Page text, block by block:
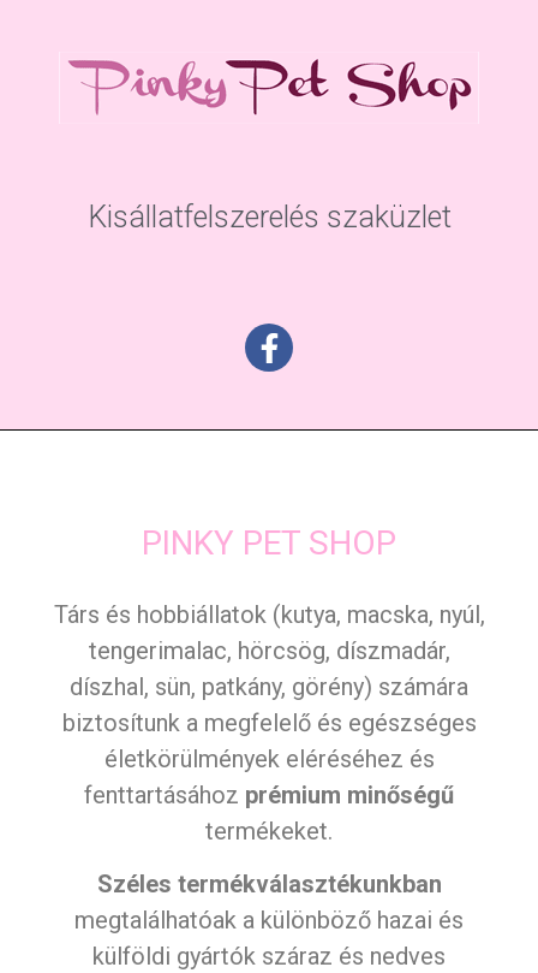
Kisállatfelszerelés szaküzlet
PINKY PET SHOP
Társ és hobbiállatok (kutya, macska, nyúl,
tengerimalac, hörcsög, díszmadár,
díszhal, sün, patkány, görény) számára
biztosítunk a megfelelő és egészséges
életkörülmények eléréséhez és
fenttartásához prémium minőségű
termékeket.
Széles termékválasztékunkban
megtalálhatóak a különböző hazai és
külföldi gyártók száraz és nedves